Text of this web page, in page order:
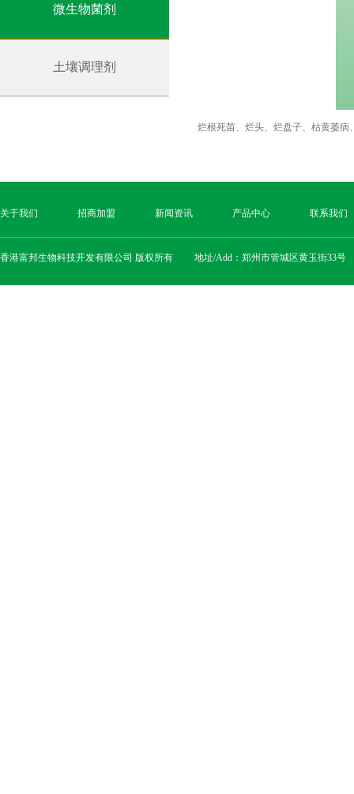
微生物菌剂
土壤调理剂
烂根死苗、烂头、烂盘子、枯黄萎
关于我们 招商加盟 新闻资讯 产品中心 联系我们
香港富邦生物科技开发有限公司 版权所有 地址/Add：郑州市管城区黄玉街33